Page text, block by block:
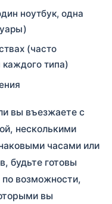
ноутбук, одна
(часто
каждого типа)
вы въезжаете с
несколькими
часами или
будьте готовы
по возможности,
вы